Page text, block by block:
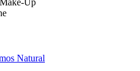
Up
Natural